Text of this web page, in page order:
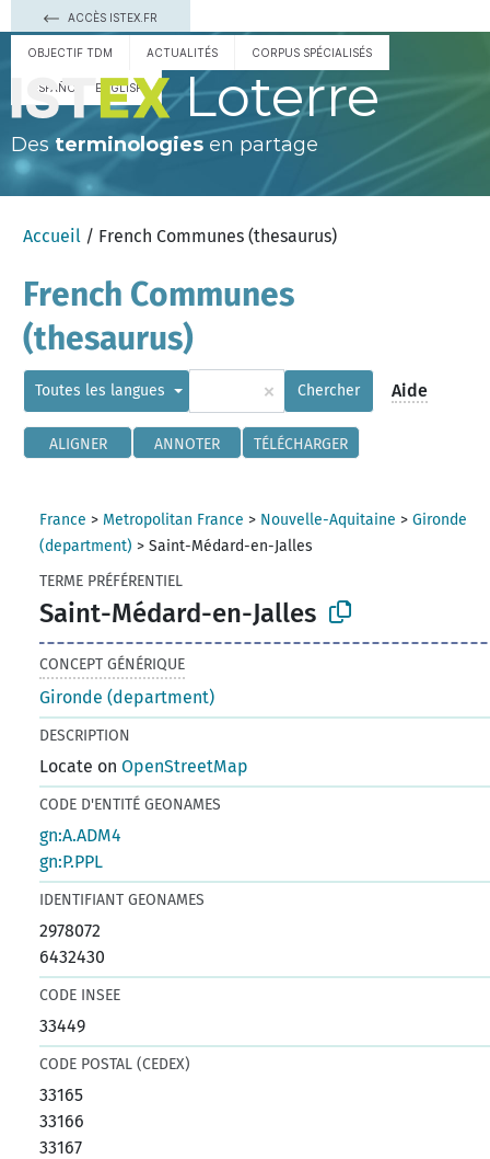
ACCÈS ISTEX.FR
OBJECTIF TDM ACTUALITÉS CORPUS SPÉCIALISÉS
ESPAÑOL ENGLISH Loterre
Des terminologies en partage
Accueil / French Communes (thesaurus)
French Communes
(thesaurus)
Toutes les langues × Chercher Aide
ALIGNER ANNOTER TÉLÉCHARGER
France > Metropolitan France > Nouvelle-Aquitaine >Gironde
(department) >Saint-Médard-en-Jalles
TERME PRÉFÉRENTIEL
Saint-Médard-en-Jalles
CONCEPT GÉNÉRIQUE
Gironde (department)
DESCRIPTION
Locate onOpenStreetMap
CODE D'ENTITÉ GEONAMES
gn:A.ADM4
gn:P.PPL
IDENTIFIANT GEONAMES
2978072
6432430
CODE INSEE
33449
CODE POSTAL (CEDEX)
33165
33166
33167